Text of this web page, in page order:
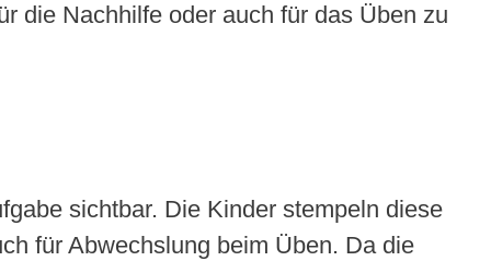
die Nachhilfe oder auch für das Üben zu
sichtbar. Die Kinder stempeln diese
für Abwechslung beim Üben. Da die